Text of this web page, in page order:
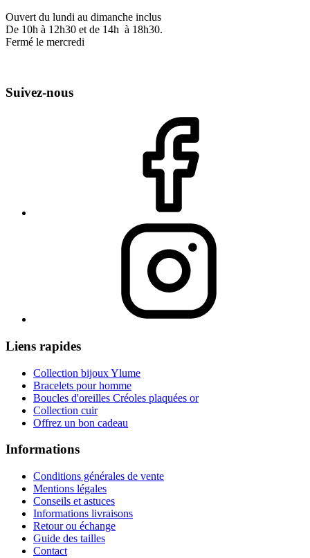
Ouvert du lundi au dimanche inclus
De 10h à 12h30 et de 14h à 18h30.
Fermé le mercredi
Suivez-nous
Liens rapides
Collection bijoux Ylume
Bracelets pour homme
Boucles d'oreilles Créoles plaquées or
Collection cuir
Offrez un bon cadeau
Informations
Conditions générales de vente
Mentions légales
Conseils et astuces
Informations livraisons
Retour ou échange
Guide des tailles
Contact